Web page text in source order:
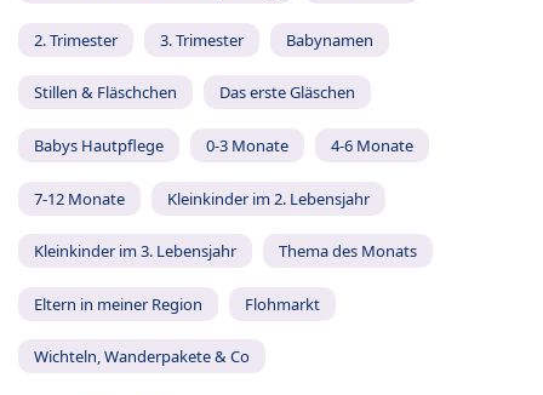
2. Trimester 3. Trimester Babynamen
Stillen & Fläschchen Das erste Gläschen
Babys Hautpflege 0-3 Monate 4-6 Monate
7-12 Monate Kleinkinder im 2. Lebensjahr
Kleinkinder im 3. Lebensjahr Thema des Monats
Eltern in meiner Region Flohmarkt
Wichteln, Wanderpakete & Co